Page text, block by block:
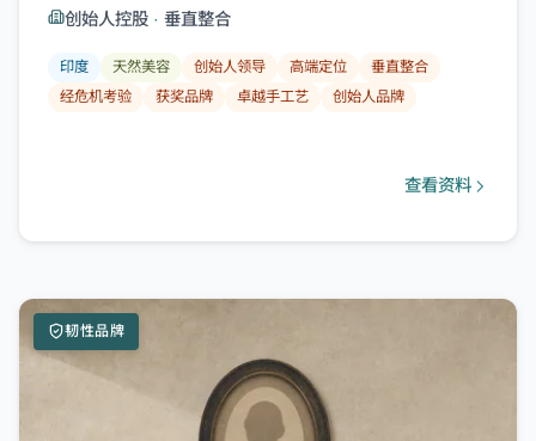
创始人控股 · 垂直整合
印度 天然美容 创始人领导 高端定位
垂直整合
经危机考验
获奖品牌 卓越手工艺 创始人品牌
查看资料
韧性品牌